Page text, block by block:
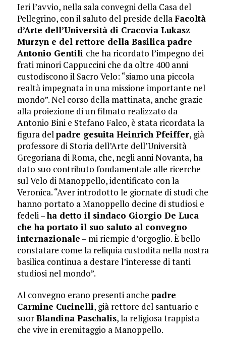
Ieri l’avvio, nella sala convegni della Casa del
Pellegrino, con il saluto del preside dellaFacoltà
d’Arte dell’Università di Cracovia Lukasz
Murzyn e del rettore della Basilica padre
Antonio Gentili che ha ricordato l’impegno dei
frati minori Cappuccini che da oltre 400 anni
custodiscono il Sacro Velo: “siamo una piccola
realtà impegnata in una missione importante nel
mondo”. Nel corso della mattinata, anche grazie
alla proiezione di un filmato realizzato da
Antonio Bini e Stefano Falco, è stata ricordata la
figura delpadre gesuita Heinrich Pfeiffer, già
professore di Storia dell’Arte dell’Università
Gregoriana di Roma, che, negli anni Novanta, ha
dato suo contributo fondamentale alle ricerche
sul Velo di Manoppello, identificato con la
Veronica. “Aver introdotto le giornate di studi che
hanno portato a Manoppello decine di studiosi e
fedeli –ha detto il sindaco Giorgio De Luca
che ha portato il suo saluto al convegno
internazionale – mi riempie d’orgoglio. È bello
constatare come la reliquia custodita nella nostra
basilica continua a destare l’interesse di tanti
studiosi nel mondo”.
Al convegno erano presenti anche padre
Carmine Cucinelli, già rettore del santuario e
suorBlandina Paschalis, la religiosa trappista
che vive in eremitaggio a Manoppello.